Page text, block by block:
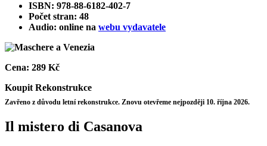
ISBN: 978-88-6182-402-7
Počet stran: 48
Audio: online na webu vydavatele
Cena: 289 Kč
Koupit Rekonstrukce
Zavřeno z důvodu letní rekonstrukce. Znovu otevřeme nejpozději 10. října 2026.
Il mistero di Casanova